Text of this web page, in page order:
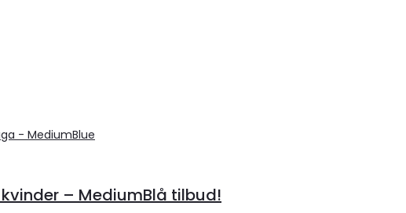
– MediumBlå tilbud!